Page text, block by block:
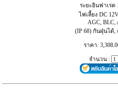
ระยะอินฟาเรด
ไฟเลี้ยง DC
AGC, BLC,
(IP 68) กันฝุ่นได้
ราคา:
จำนวน :